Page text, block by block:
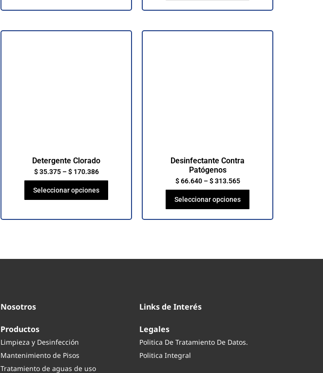
Detergente Clorado
$35.375–$170.386
Seleccionar opciones
Desinfectante Contra
Patógenos
$66.640–$313.565
Seleccionar opciones
Nosotros
Productos
Limpieza y Desinfección
Mantenimiento de Pisos
Tratamiento de aguas de uso
Links de Interés
Legales
Politica De Tratamiento De Datos.
Politica Integral